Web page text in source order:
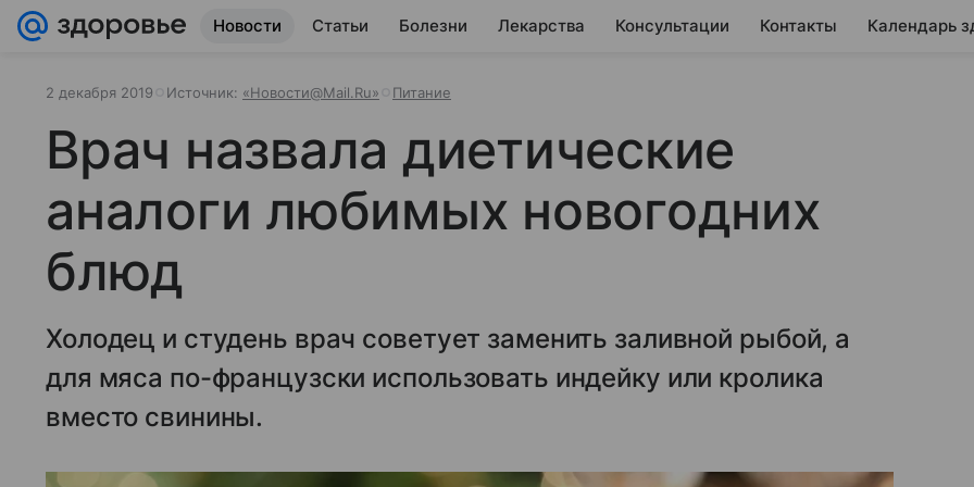
Новости Статьи Болезни Лекарства Консультации Контакты Календарь
2 декабря 2019 Источник: «Новости@Mail.Ru» Питание
Врач назвала диетические
аналоги любимых новогодних
блюд
Холодец и студень врач советует заменить заливной рыбой, а
для мяса по-французски использовать индейку или кролика
вместо свинины.